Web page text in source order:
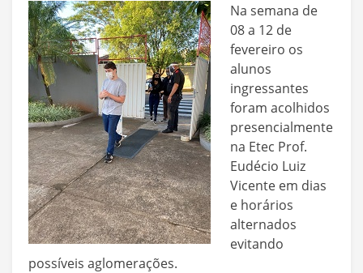
Na semana de
08 a 12 de
fevereiro os
alunos
ingressantes
foram acolhidos
presencialmente
na Etec Prof.
Eudécio Luiz
Vicente em dias
e horários
alternados
evitando
possíveis aglomerações.